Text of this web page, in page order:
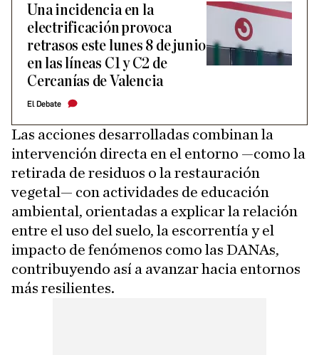
Una incidencia en la
electrificación provoca
retrasos este lunes 8 de junio
en las líneas C1 y C2 de
Cercanías de Valencia
El Debate
Las acciones desarrolladas combinan la
intervención directa en el entorno —como la
retirada de residuos o la restauración
vegetal— con actividades de educación
ambiental, orientadas a explicar la relación
entre el uso del suelo, la escorrentía y el
impacto de fenómenos como las DANAs,
contribuyendo así a avanzar hacia entornos
más resilientes.